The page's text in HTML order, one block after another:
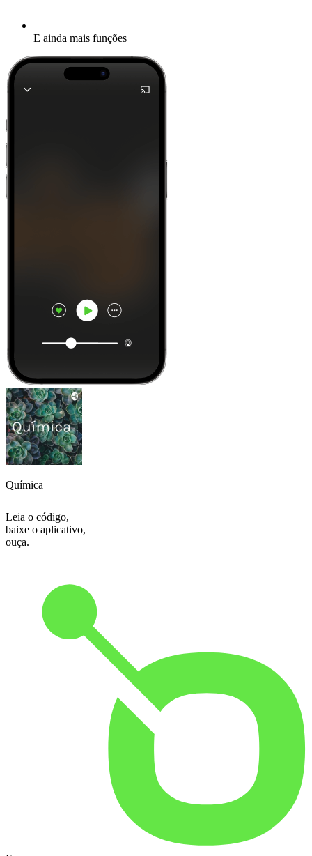
E ainda mais funções
Química
Leia o código,
baixe o aplicativo,
ouça.